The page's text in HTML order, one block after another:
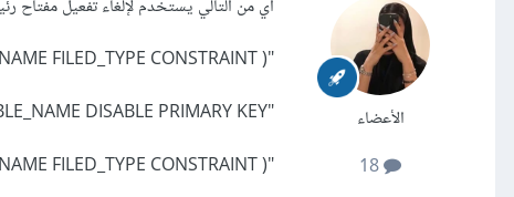
الأعضاء
اي من التالي يستخدم لإلغاء تفعيل
"ALTER TABLE TABLE_NAME MODIFY ( FILED_NAME FILED_TYPE CONSTRAINT );"
"ALTER TABLE TABLE_NAME DISABLE PRIMARY KEY;"
"ALTER TABLE TABLE_NAME ADD ( FILED_NAME FILED_TYPE CONSTRAINT );"